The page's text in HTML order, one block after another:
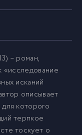
– роман,
«исследование
исканий
описывает
которого
терпкое
тоскует о